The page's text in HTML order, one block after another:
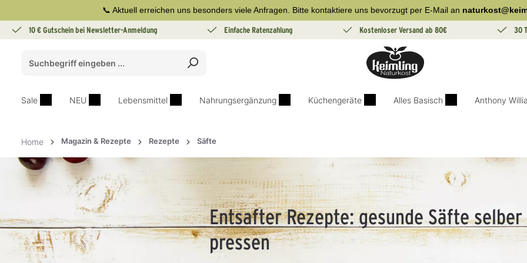
Zur Hauptnavigation springen📞 Aktuell erreichen uns besonders viele Anfragen. Bitte kontaktiere uns bevorzugt per E-Mail an
10 € Gutschein bei Newsletter-Anmeldung Einfache Ratenzahlung Kostenloser Versand ab 80€ 30
Sale NEU Lebensmittel Nahrungsergänzung Küchengeräte Alles Basisch Anthony
Home Magazin & Rezepte Rezepte Säfte
Entsafter Rezepte: gesunde Säfte selber
pressen